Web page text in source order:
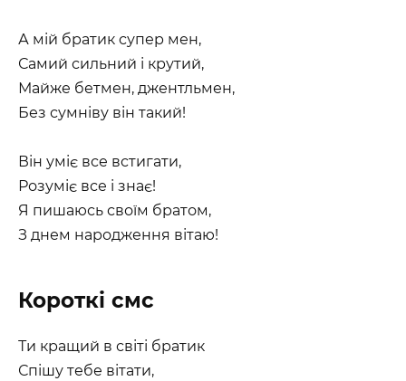
А мій братик супер мен,
Самий сильний і крутий,
Майже бетмен, джентльмен,
Без сумніву він такий!
Він уміє все встигати,
Розуміє все і знає!
Я пишаюсь своїм братом,
З днем народження вітаю!
Короткі смс
Ти кращий в світі братик
Спішу тебе вітати,